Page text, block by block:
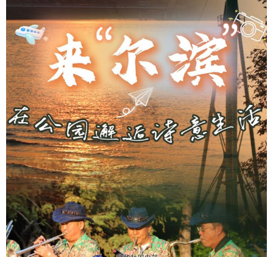
食品 数字经济
学术中国 乡村振兴 银龄 溯源中国
城市 能源 会展
彩票 时尚 悦读
公益 一带一路 亚太网 上市公司
文化产业
地方频道
北京 天津 河北
辽宁 吉林 上海 江苏